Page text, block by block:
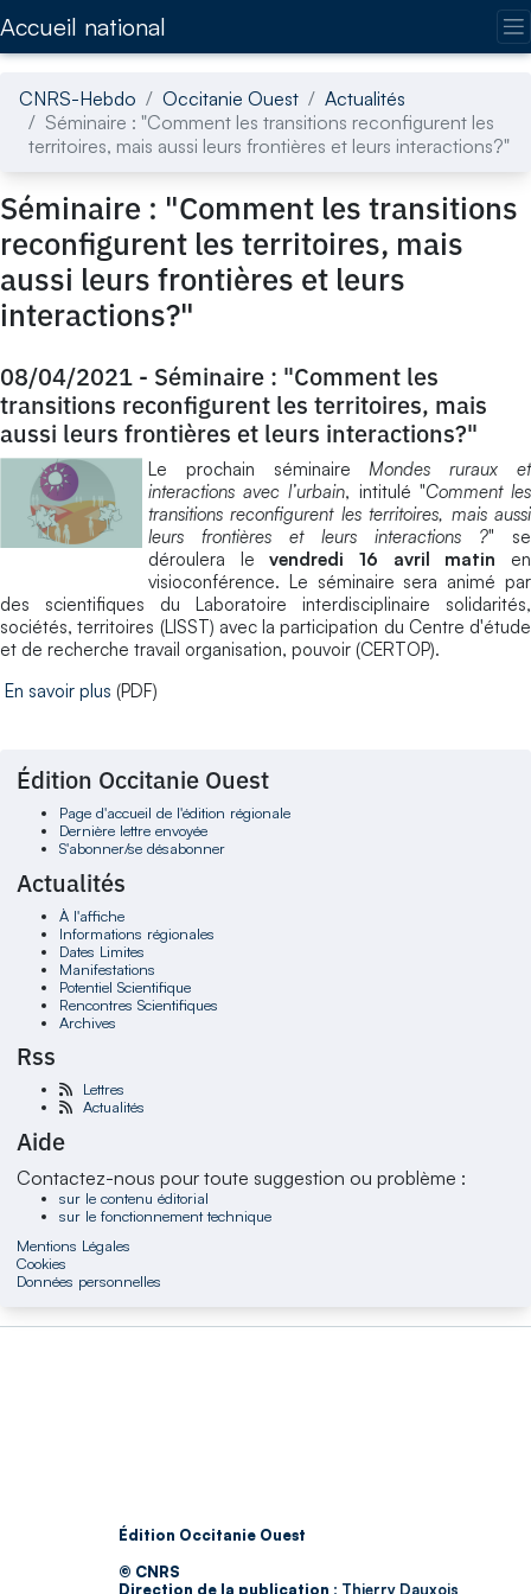
Accueil national
CNRS-Hebdo Occitanie Ouest
Actualités
Séminaire : "Comment les transitions reconfigurent les
territoires, mais aussi leurs frontières et leurs interactions?"
Séminaire : "Comment les transitions
reconfigurent les territoires, mais
aussi leurs frontières et leurs
interactions?"
08/04/2021 - Séminaire : "Comment les
transitions reconfigurent les territoires, mais
aussi leurs frontières et leurs interactions?"
Le prochain séminaire Mondes ruraux et
interactions avec l’urbain, intitulé "Comment les
transitions reconfigurent les territoires, mais aussi
leurs frontières et leurs interactions ?" se
déroulera levendredi 16 avril matin en
visioconférence. Le séminaire sera animé par
des scientifiques du Laboratoire interdisciplinaire solidarités,
sociétés, territoires (LISST) avec la participation du Centre d'étude
et de recherche travail organisation, pouvoir (CERTOP).
En savoir plus (PDF)
Édition Occitanie Ouest
Page d'accueil de l'édition régionale
Dernière lettre envoyée
S'abonner/se désabonner
Actualités
À l'affiche
Informations régionales
Dates Limites
Manifestations
Potentiel Scientifique
Rencontres Scientifiques
Archives
Rss
Lettres
Actualités
Aide
Contactez-nous pour toute suggestion ou problème :
sur le contenu éditorial
sur le fonctionnement technique
Mentions Légales
Cookies
Données personnelles
Édition Occitanie Ouest
© CNRS
Direction de la publication : Thierry Dauxois